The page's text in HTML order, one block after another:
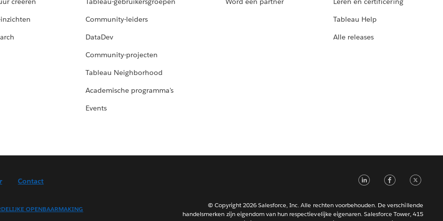
Community-leiders
DataDev
Community-projecten
Tableau Neighborhood
Academische programma's
Events
Tableau Help
Alle releases
Contact
OPENBAARMAKING
LinkedIn
© Copyright 2026 Salesforce, Inc. Alle rechten voorbehouden. De verschillende
handelsmerken zijn eigendom van hun respectievelijke eigenaren. Salesforce Tower, 415